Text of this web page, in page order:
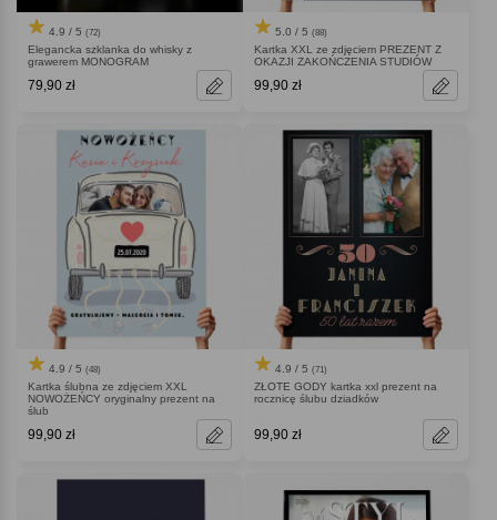
4.9 / 5 (72)
Elegancka szklanka do whisky z
grawerem MONOGRAM
79,90 zł
5.0 / 5 (88)
Kartka XXL ze zdjęciem PREZENT Z
OKAZJI ZAKOŃCZENIA STUDIÓW
99,90 zł
4.9 / 5 (48)
Kartka ślubna ze zdjęciem XXL
NOWOŻEŃCY oryginalny prezent na
ślub
99,90 zł
4.9 / 5 (71)
ZŁOTE GODY kartka xxl prezent na
rocznicę ślubu dziadków
99,90 zł